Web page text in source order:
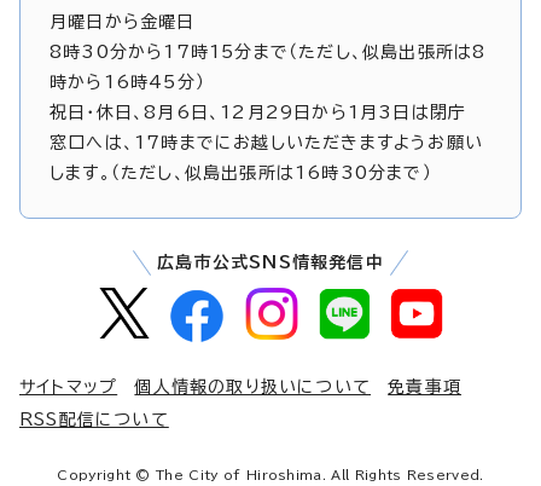
月曜日から金曜日
8時30分から17時15分まで（ただし、似島出張所は8
時から16時45分）
祝日・休日、8月6日、12月29日から1月3日は閉庁
窓口へは、17時までにお越しいただきますようお願い
します。（ただし、似島出張所は16時30分まで）
広島市公式SNS情報発信中
サイトマップ 個人情報の取り扱いについて
免責事項
RSS配信について
Copyright © The City of Hiroshima. All Rights Reserved.